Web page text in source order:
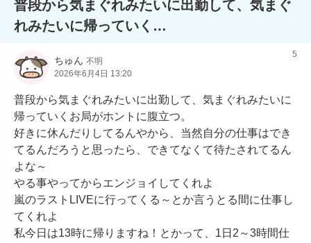
普段から気まぐれみたいに出勤して、気まぐ
れみたいに帰っていく…
ちゅん 不明
2026年6月4日 13:20
5
普段から気まぐれみたいに出勤して、気まぐれみたいに
帰っていくお局がホントに腹立つ。
好きに休んだりしてるんやから、当然自分の仕事はでき
てるんだろうと思ったら、できてなくて待たされてるん
よな～
やる事やってからエンジョイしてくれよ
嵐のラストLIVEに行ってくる～とか言うとる間に仕事し
てくれよ
私今日は13時に帰りますね！とかって、1日2～3時間仕